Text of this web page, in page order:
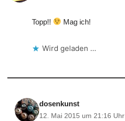
Topp!! Mag ich!
Wird geladen …
dosenkunst
12. Mai 2015 um 21:16 Uhr